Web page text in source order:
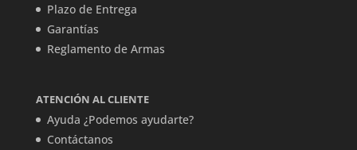
Plazo de Entrega
Garantías
Reglamento de Armas
ATENCIÓN AL CLIENTE
Ayuda ¿Podemos ayudarte?
Contáctanos